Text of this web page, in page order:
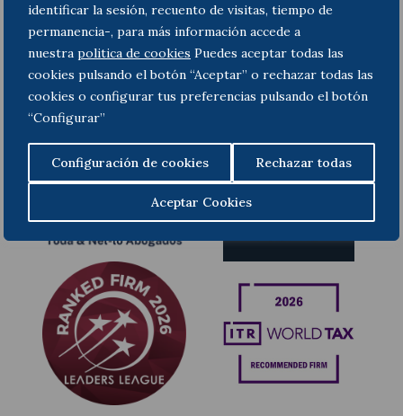
identificar la sesión, recuento de visitas, tiempo de
permanencia-, para más información accede a
nuestra politica de cookies Puedes aceptar todas las
cookies pulsando el botón “Aceptar” o rechazar todas las
cookies o configurar tus preferencias pulsando el botón
“Configurar”
Configuración de cookies Rechazar todas
Aceptar Cookies
Next
Prev